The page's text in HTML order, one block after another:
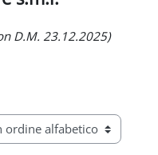
D.M. 23.12.2025)
usando questo indice